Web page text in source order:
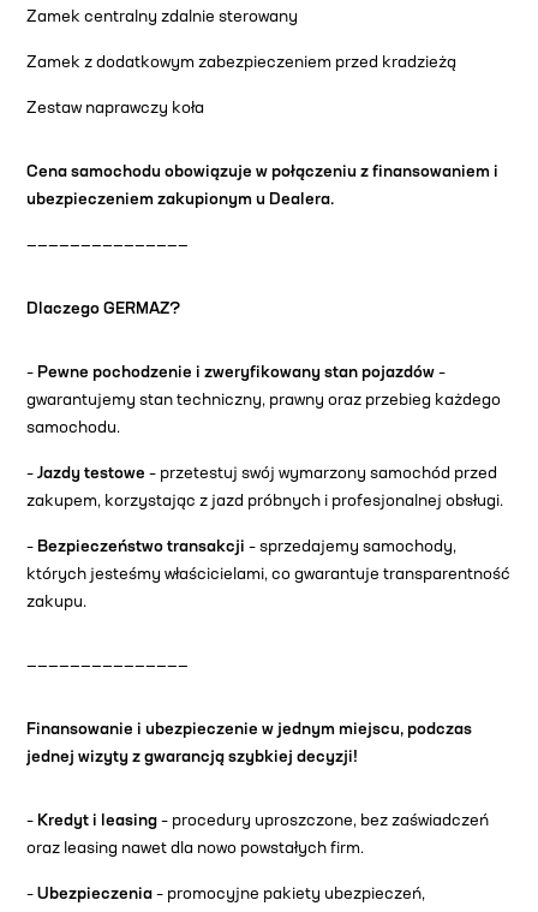
Zamek centralny zdalnie sterowany
Zamek z dodatkowym zabezpieczeniem przed kradzieżą
Zestaw naprawczy koła
Cena samochodu obowiązuje w połączeniu z finansowaniem i
ubezpieczeniem zakupionym u Dealera.
———————————————
Dlaczego GERMAZ?
– Pewne pochodzenie i zweryfikowany stan pojazdów–
gwarantujemy stan techniczny, prawny oraz przebieg każdego
samochodu.
–Jazdy testowe– przetestuj swój wymarzony samochód przed
zakupem, korzystając z jazd próbnych i profesjonalnej obsługi.
– Bezpieczeństwo transakcji– sprzedajemy samochody,
których jesteśmy właścicielami, co gwarantuje transparentność
zakupu.
———————————————
Finansowanie i ubezpieczenie w jednym miejscu, podczas
jednej wizyty z gwarancją szybkiej decyzji!
– Kredyt i leasing– procedury uproszczone, bez zaświadczeń
oraz leasing nawet dla nowo powstałych firm.
–Ubezpieczenia– promocyjne pakiety ubezpieczeń,